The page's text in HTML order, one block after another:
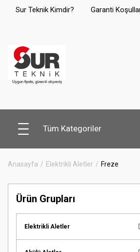
Sur Teknik Kimdir? Garanti
Tüm Kategoriler
Anasayfa Elektrikli Aletler Freze
Ürün Grupları
Elektrikli Aletler